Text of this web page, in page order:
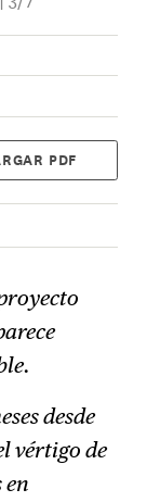
PDF
desde
vértigo de
en